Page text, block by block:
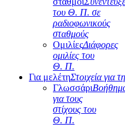
του Θ. Π. σε
ραδιοφωνικούς
σταθμούς
ΟμιλίεςΔιάφορες
ομιλίες του
Θ. Π.
Για μελέτηΣτοιχεία για
Γλωσσάρι
για τους
στίχους του
Θ. Π.